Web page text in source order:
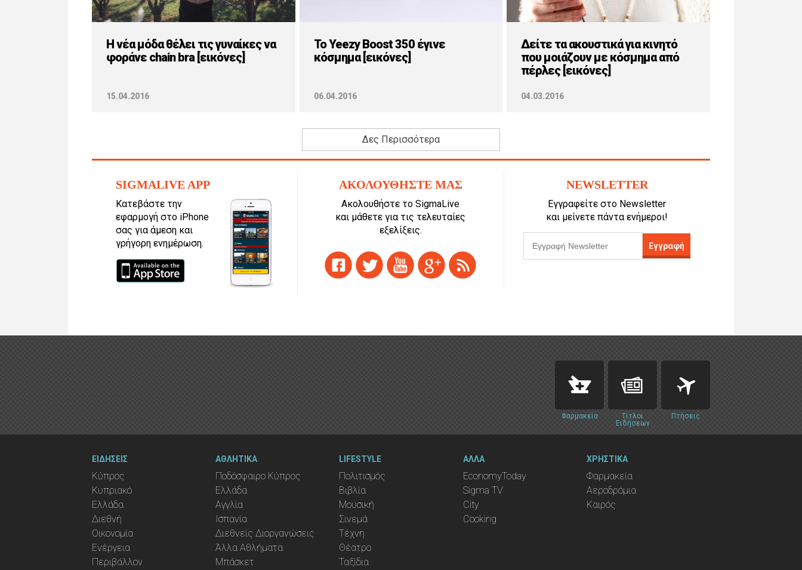
Η νέα μόδα θέλει τις γυναίκες να
φοράνε chain bra [εικόνες]
15.04.2016
Το Yeezy Boost 350 έγινε
κόσμημα [εικόνες]
06.04.2016
Δείτε τα ακουστικά για κινητό
που μοιάζουν με κόσμημα από
πέρλες [εικόνες]
04.03.2016
Δες Περισσότερα
SIGMALIVE APP
Κατεβάστε την
εφαρμογή στο iPhone
σας για άμεση και
γρήγορη ενημέρωση.
ΑΚΟΛΟΥΘΗΣΤΕ ΜΑΣ
Ακολουθήστε το SigmaLive
και μάθετε για τις τελευταίες
εξελίξεις.
NEWSLETTER
Εγγραφείτε στο Newsletter
και μείνετε πάντα ενήμεροι!
Εγγραφή
Φαρμακεία
Τίτλοι
Ειδήσεων
Πτήσεις
ΕΙΔΗΣΕΙΣ
Κύπρος
Κυπριακό
Ελλάδα
Διεθνή
Οικονομία
Ενέργεια
Περιβάλλον
ΑΘΛΗΤΙΚΑ
Ποδόσφαιρο Κύπρος
Ελλάδα
Αγγλία
Ισπανία
Διεθνείς Διοργανώσεις
Άλλα Αθλήματα
Μπάσκετ
LIFESTYLE
Πολιτισμός
Βιβλία
Μουσική
Σινεμά
Τέχνη
Θέατρο
Ταξίδια
ΑΛΛΑ
EconomyToday
Sigma TV
City
Cooking
ΧΡΗΣΤΙΚΑ
Φαρμακεία
Αεροδρόμια
Καιρός